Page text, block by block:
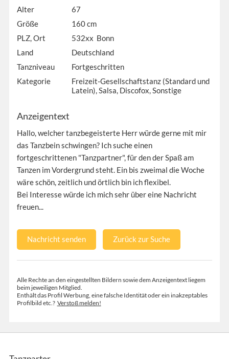
Alter
67
Größe
160 cm
PLZ, Ort
532xx Bonn
Land
Deutschland
Tanzniveau
Fortgeschritten
Kategorie
Freizeit-Gesellschaftstanz (Standard und
Latein), Salsa, Discofox, Sonstige
Anzeigentext
Hallo, welcher tanzbegeisterte Herr würde gerne mit mir
das Tanzbein schwingen? Ich suche einen
fortgeschrittenen "Tanzpartner", für den der Spaß am
Tanzen im Vordergrund steht. Ein bis zweimal die Woche
wäre schön, zeitlich und örtlich bin ich flexibel.
Bei Interesse würde ich mich sehr über eine Nachricht
freuen...
Nachricht senden Zurück zur Suche
Alle Rechte an den eingestellten Bildern sowie dem Anzeigentext liegem
beim jeweiligen Mitglied.
Enthält das Profil Werbung, eine falsche Identität oder ein inakzeptables
Profilbild etc.? Verstoß melden!